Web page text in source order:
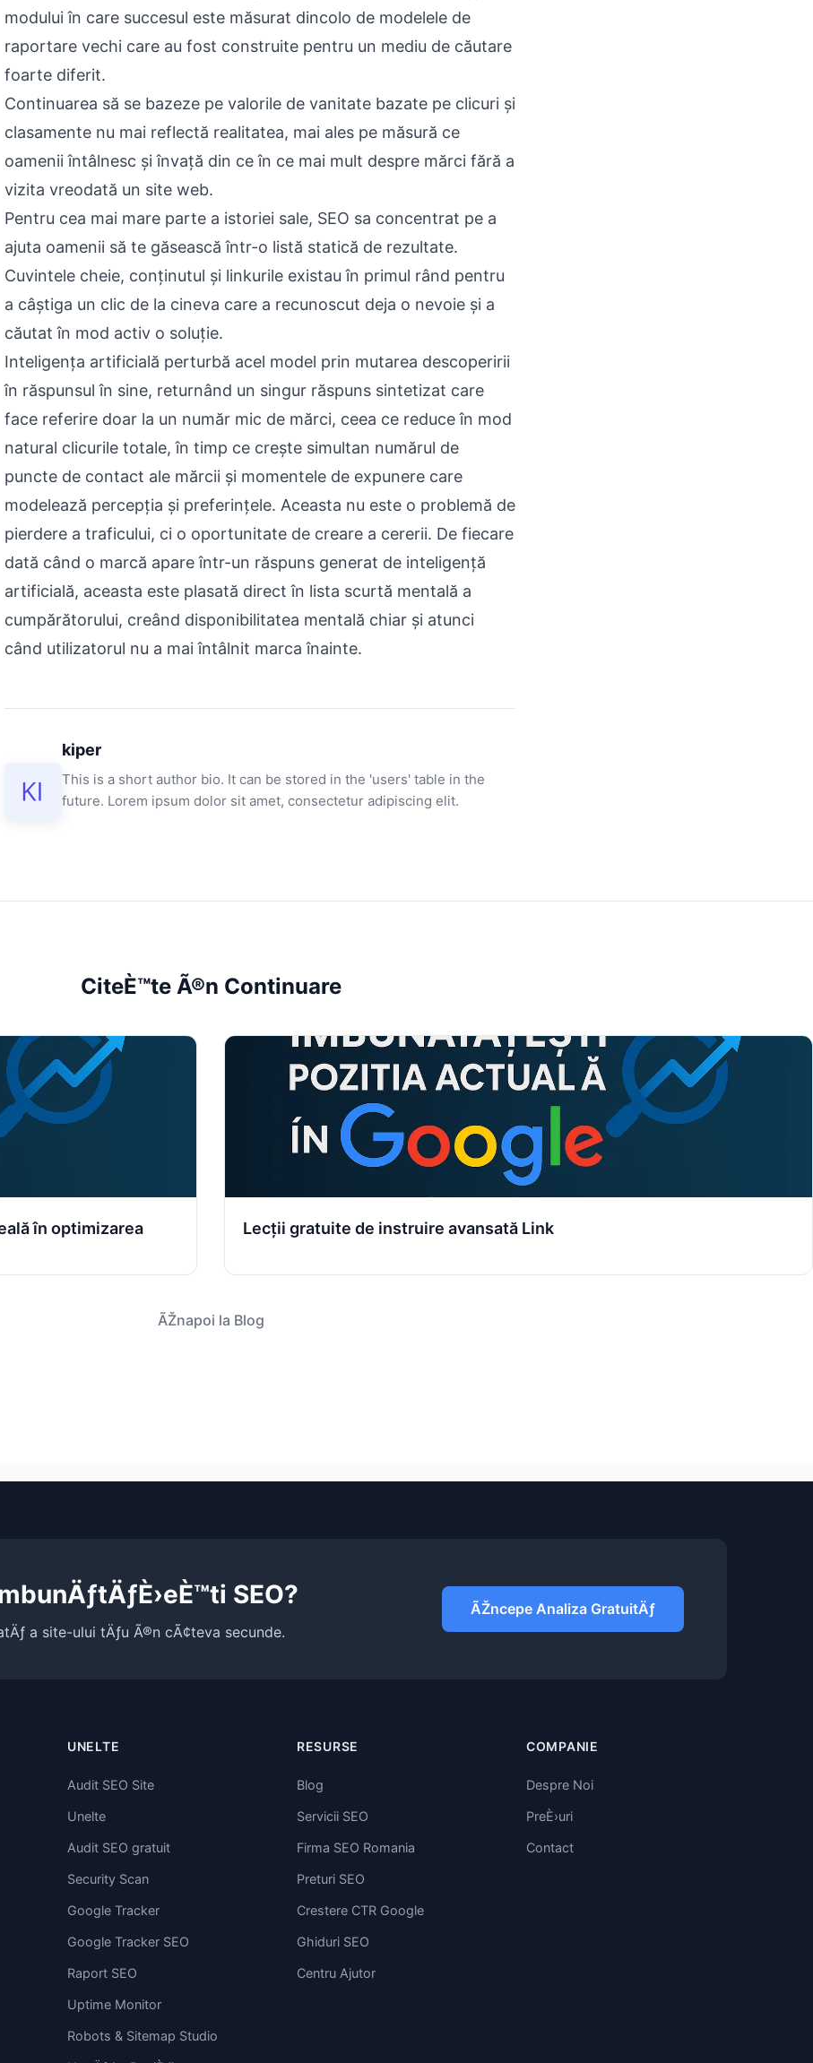
modului în care succesul este măsurat dincolo de modelele de
raportare vechi care au fost construite pentru un mediu de căutare
foarte diferit.
Continuarea să se bazeze pe valorile de vanitate bazate pe clicuri și
clasamente nu mai reflectă realitatea, mai ales pe măsură ce
oamenii întâlnesc și învață din ce în ce mai mult despre mărci fără a
vizita vreodată un site web.
Pentru cea mai mare parte a istoriei sale, SEO sa concentrat pe a
ajuta oamenii să te găsească într-o listă statică de rezultate.
Cuvintele cheie, conținutul și linkurile existau în primul rând pentru
a câștiga un clic de la cineva care a recunoscut deja o nevoie și a
căutat în mod activ o soluție.
Inteligența artificială perturbă acel model prin mutarea descoperirii
în răspunsul în sine, returnând un singur răspuns sintetizat care
face referire doar la un număr mic de mărci, ceea ce reduce în mod
natural clicurile totale, în timp ce crește simultan numărul de
puncte de contact ale mărcii și momentele de expunere care
modelează percepția și preferințele. Aceasta nu este o problemă de
pierdere a traficului, ci o oportunitate de creare a cererii. De fiecare
dată când o marcă apare într-un răspuns generat de inteligență
artificială, aceasta este plasată direct în lista scurtă mentală a
cumpărătorului, creând disponibilitatea mentală chiar și atunci
când utilizatorul nu a mai întâlnit marca înainte.
kiper
This is a short author bio. It can be stored in the 'users' table in the
future. Lorem ipsum dolor sit amet, consectetur adipiscing elit.
CiteÈ™te Ã®n Continuare
în optimizarea
Lecții gratuite de instruire avansată Link
ÃŽnapoi la Blog
SEO?
a site-ului tÄƒu Ã®n cÃ¢teva secunde.
ÃŽncepe Analiza GratuitÄƒ
UNELTE
Audit SEO Site
Unelte
Audit SEO gratuit
Security Scan
Google Tracker
Google Tracker SEO
Raport SEO
Uptime Monitor
Robots & Sitemap Studio
RESURSE
Blog
Servicii SEO
Firma SEO Romania
Preturi SEO
Crestere CTR Google
Ghiduri SEO
Centru Ajutor
COMPANIE
Despre Noi
PreÈ›uri
Contact